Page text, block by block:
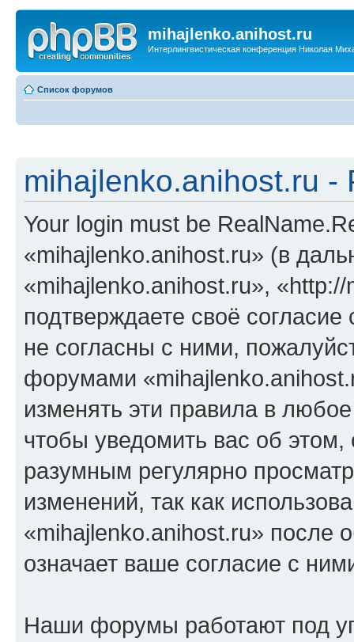
mihajlenko.anihost.ru
Интерлингвистическая конференция Николая
Список форумов
mihajlenko.anihost.ru -
Your login must be
«mihajlenko.anihost.ru» (в
«mihajlenko.anihost.ru»,
подтверждаете своё
не согласны с ними,
форумами
изменять эти правила в
чтобы уведомить вас об
разумным регулярно
изменений, так как
«mihajlenko.anihost.ru» после
означает ваше согласие с
Наши форумы работают под